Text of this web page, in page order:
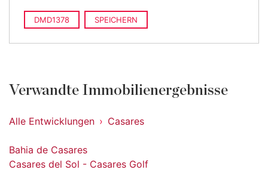
DMD1378 SPEICHERN
Verwandte Immobilienergebnisse
Alle Entwicklungen Casares
Bahia de Casares
Casares del Sol - Casares Golf